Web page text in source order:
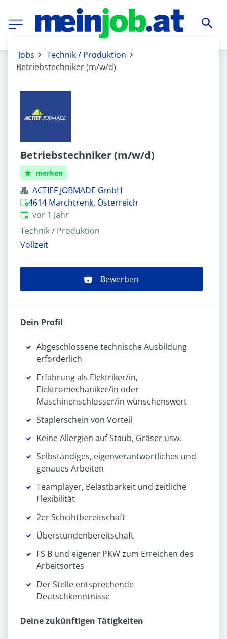
Jobs
Technik / Produktion
Betriebstechniker (m/w/d)
Betriebstechniker (m/w/d)
merken
ACTIEF JOBMADE GmbH
4614 Marchtrenk, Österreich
Veröffentlicht
vor 1 Jahr
Technik / Produktion
Vollzeit
Bewerben
Dein Profil
Abgeschlossene technische Ausbildung
erforderlich
Erfahrung als Elektriker/in,
Elektromechaniker/in oder
Maschinenschlosser/in wünschenswert
Staplerschein von Vorteil
Keine Allergien auf Staub, Gräser usw.
Selbständiges, eigenverantwortliches und
genaues Arbeiten
Teamplayer, Belastbarkeit und zeitliche
Flexibilität
2er Schcihtbereitschaft
Überstundenbereitschaft
FS B und eigener PKW zum Erreichen des
Arbeitsortes
Der Stelle entsprechende
Deutschkenntnisse
Deine zukünftigen Tätigkeiten